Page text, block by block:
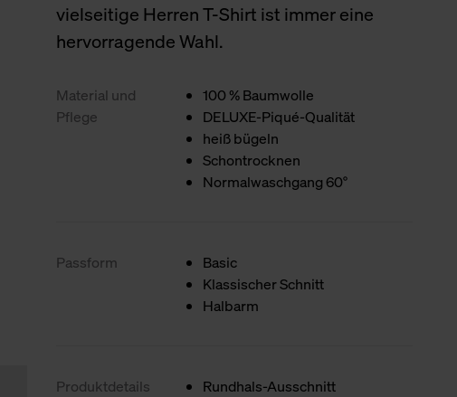
vielseitige Herren T-Shirt ist immer eine
hervorragende Wahl.
Material und
Pflege
100 % Baumwolle
DELUXE-Piqué-Qualität
heiß bügeln
Schontrocknen
Normalwaschgang 60°
Passform
Basic
Klassischer Schnitt
Halbarm
Produktdetails
Rundhals-Ausschnitt